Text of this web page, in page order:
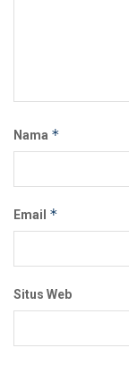
Nama *
Email *
Situs Web